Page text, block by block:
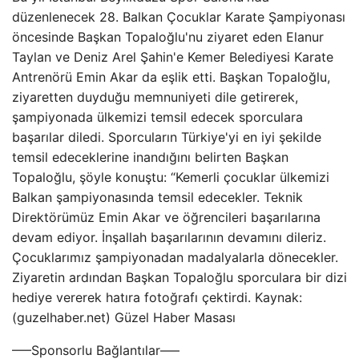
düzenlenecek 28. Balkan Çocuklar Karate Şampiyonası
öncesinde Başkan Topaloğlu'nu ziyaret eden Elanur
Taylan ve Deniz Arel Şahin'e Kemer Belediyesi Karate
Antrenörü Emin Akar da eşlik etti. Başkan Topaloğlu,
ziyaretten duyduğu memnuniyeti dile getirerek,
şampiyonada ülkemizi temsil edecek sporculara
başarılar diledi. Sporcuların Türkiye'yi en iyi şekilde
temsil edeceklerine inandığını belirten Başkan
Topaloğlu, şöyle konuştu: “Kemerli çocuklar ülkemizi
Balkan şampiyonasında temsil edecekler. Teknik
Direktörümüz Emin Akar ve öğrencileri başarılarına
devam ediyor. İnşallah başarılarının devamını dileriz.
Çocuklarımız şampiyonadan madalyalarla dönecekler.
Ziyaretin ardından Başkan Topaloğlu sporculara bir dizi
hediye vererek hatıra fotoğrafı çektirdi. Kaynak:
(guzelhaber.net) Güzel Haber Masası
—–Sponsorlu Bağlantılar—–